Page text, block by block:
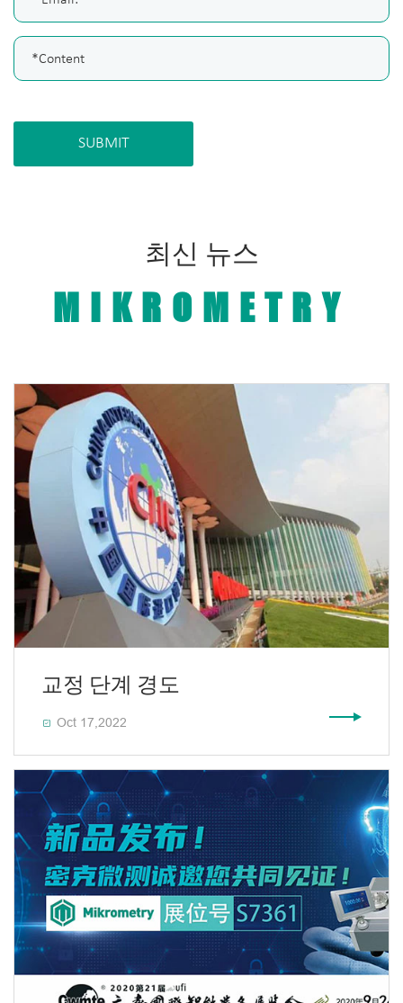
SUBMIT
최신 뉴스
MIKROMETRY
교정 단계 경도
 Oct 17,2022